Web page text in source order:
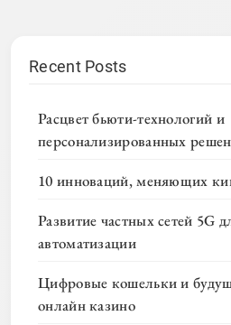
Recent Posts
Расцвет бьюти-технологий и
персонализированных
10 инноваций, меняющих
Развитие частных сетей 5G
автоматизации
Цифровые кошельки и
онлайн казино